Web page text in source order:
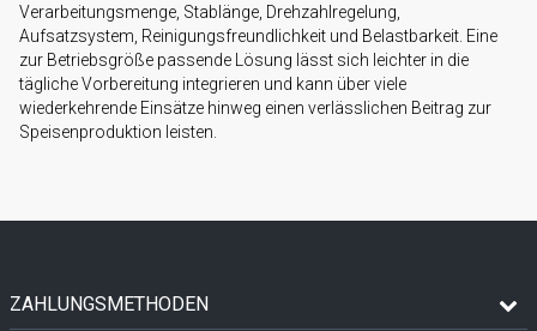
Verarbeitungsmenge, Stablänge, Drehzahlregelung,
Aufsatzsystem, Reinigungsfreundlichkeit und Belastbarkeit. Eine
zur Betriebsgröße passende Lösung lässt sich leichter in die
tägliche Vorbereitung integrieren und kann über viele
wiederkehrende Einsätze hinweg einen verlässlichen Beitrag zur
Speisenproduktion leisten.
ZAHLUNGSMETHODEN